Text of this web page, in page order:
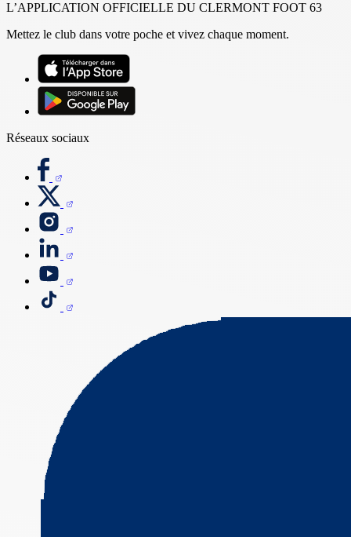
L’APPLICATION OFFICIELLE DU CLERMONT FOOT 63
Mettez le club dans votre poche et vivez chaque moment.
Réseaux sociaux